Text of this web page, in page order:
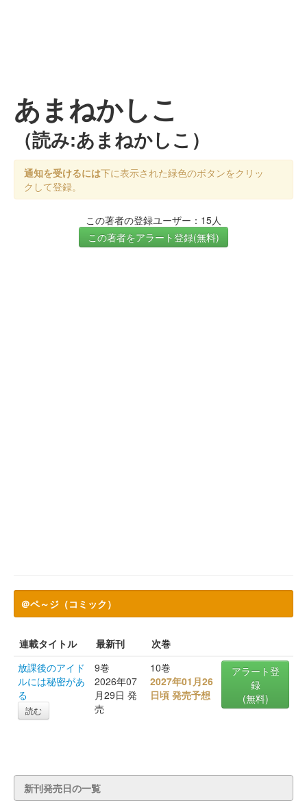
あまねかしこ
（読み:あまねかしこ）
通知を受けるには下に表示された緑色のボタンをクリッ
クして登録。
この著者の登録ユーザー：15人
この著者をアラート登録(無料)
＠ペ～ジ（コミック）
連載タイトル 最新刊
次巻
放課後のアイド
ルには秘密があ
る
読む
9巻
2026年07
月29日 発
売
10巻
2027年01月26
日頃 発売予想
アラート登
録
(無料)
新刊発売日の一覧